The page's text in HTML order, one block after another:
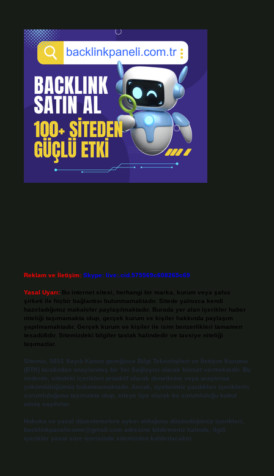
Reklam ve İletişim: Skype: live:.cid.575569c608265c69
Yasal Uyarı: Bu internet sitesi, herhangi bir marka, kurum veya şahıs
şirketi ile hiçbir bağlantısı bulunmamaktadır. Sitede yalnızca kendi
hazırladığımız makaleler paylaşılmaktadır. Burada yer alan içerikler haber
niteliği taşımamakta olup, gerçek kurum ve kişiler hakkında paylaşım
yapılmamaktadır. Gerçek kurum ve kişiler ile isim benzerlikleri tamamen
tesadüfidir. Sitemizdeki bilgiler taslak halindedir ve tavsiye niteliği
taşımazlar.
Sitemiz, 5651 Sayılı Kanun gereğince Bilgi Teknolojileri ve İletişim Kurumu
(BTK) tarafından onaylanmış bir Yer Sağlayıcı olarak hizmet vermektedir. Bu
nedenle, sitedeki içerikleri proaktif olarak denetleme veya araştırma
yükümlülüğümüz bulunmamaktadır. Ancak, üyelerimiz yazdıkları içeriklerin
sorumluluğunu taşımakta olup, siteye üye olarak bu sorumluluğu kabul
etmiş sayılırlar.
Hukuka ve yasal düzenlemelere aykırı olduğunu düşündüğünüz içerikleri,
backlinkpanelicomtr@gmail.com adresine bildirmeniz halinde, ilgili
içerikler yasal süre içerisinde sitemizden kaldırılacaktır.